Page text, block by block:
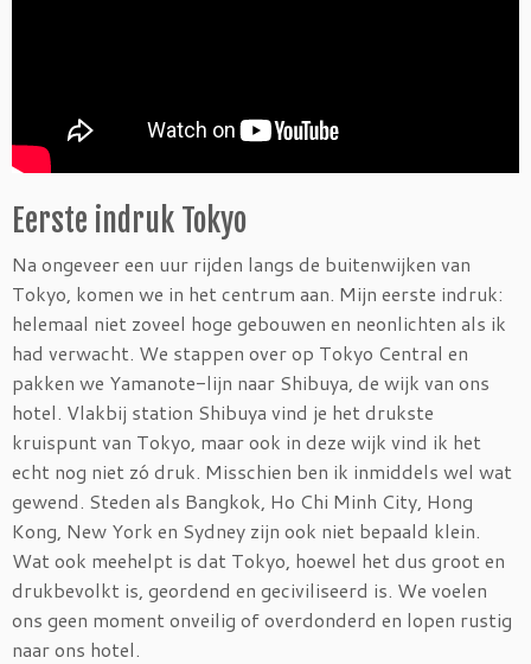
Eerste indruk Tokyo
Na ongeveer een uur rijden langs de buitenwijken van
Tokyo, komen we in het centrum aan. Mijn eerste indruk:
helemaal niet zoveel hoge gebouwen en neonlichten als ik
had verwacht. We stappen over op Tokyo Central en
pakken we Yamanote-lijn naar Shibuya, de wijk van ons
hotel. Vlakbij station Shibuya vind je het drukste
kruispunt van Tokyo, maar ook in deze wijk vind ik het
echt nog niet zó druk. Misschien ben ik inmiddels wel wat
gewend. Steden als Bangkok, Ho Chi Minh City, Hong
Kong, New York en Sydney zijn ook niet bepaald klein.
Wat ook meehelpt is dat Tokyo, hoewel het dus groot en
drukbevolkt is, geordend en geciviliseerd is. We voelen
ons geen moment onveilig of overdonderd en lopen rustig
naar ons hotel.